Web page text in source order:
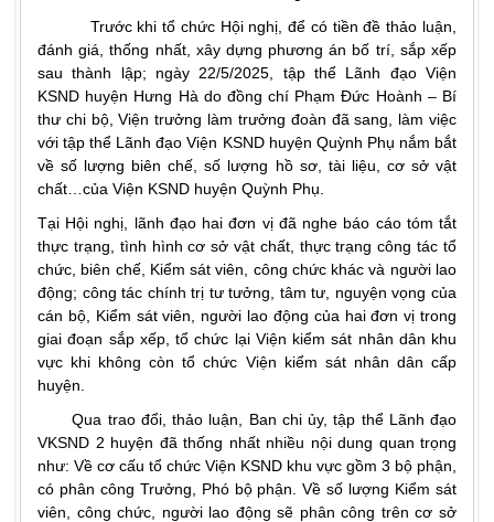
Trước khi tổ chức Hội nghị, để có tiền đề thảo luận,
đánh giá, thống nhất, xây dựng phương án bố trí, sắp xếp
sau thành lập; ngày 22/5/2025, tập thể Lãnh đạo Viện
KSND huyện Hưng Hà do đồng chí Phạm Đức Hoành – Bí
thư chi bộ, Viện trưởng làm trưởng đoàn đã sang, làm việc
với tập thể Lãnh đạo Viện KSND huyện Quỳnh Phụ nắm bắt
về số lượng biên chế, số lượng hồ sơ, tài liệu, cơ sở vật
chất…của Viện KSND huyện Quỳnh Phụ.
Tại Hội nghị, lãnh đạo hai đơn vị đã nghe báo cáo tóm tắt
thực trạng, tình hình cơ sở vật chất, thực trạng công tác tổ
chức, biên chế, Kiểm sát viên, công chức khác và người lao
động; công tác chính trị tư tưởng, tâm tư, nguyện vọng của
cán bộ, Kiểm sát viên, người lao động của hai đơn vị trong
giai đoạn sắp xếp, tổ chức lại Viện kiểm sát nhân dân khu
vực khi không còn tổ chức Viện kiểm sát nhân dân cấp
huyện.
Qua trao đổi, thảo luận, Ban chi ủy, tập thể Lãnh đạo
VKSND 2 huyện đã thống nhất nhiều nội dung quan trọng
như: Về cơ cấu tổ chức Viện KSND khu vực gồm 3 bộ phận,
có phân công Trưởng, Phó bộ phận. Về số lượng Kiểm sát
viên, công chức, người lao động sẽ phân công trên cơ sở